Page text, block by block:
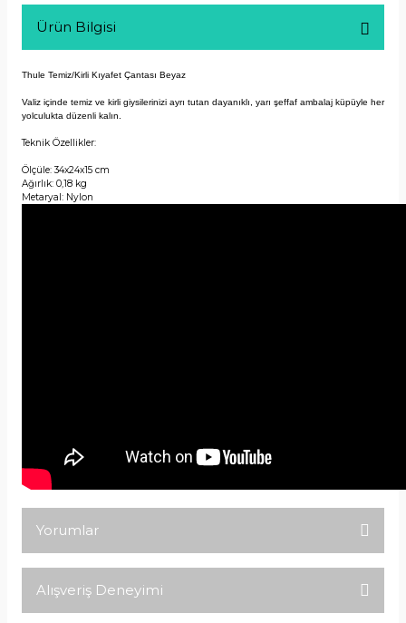
Ürün Bilgisi
Thule Temiz/Kirli Kıyafet Çantası Beyaz
Valiz içinde temiz ve kirli giysilerinizi ayrı tutan dayanıklı, yarı şeffaf ambalaj küpüyle her
yolculukta düzenli kalın.
Teknik Özellikler:
Ölçüle: 34x24x15 cm
Ağırlık: 0,18 kg
Metaryal: Nylon
Yorumlar
Alışveriş Deneyimi